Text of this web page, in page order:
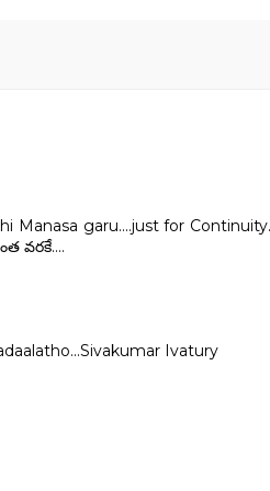
garu....just for
వరకే....
Ivatury